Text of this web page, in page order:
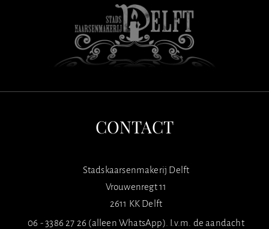
CONTACT
Stadskaarsenmakerij Delft
Vrouwenregt 11
2611 KK Delft
06 - 3386 27 26 (alleen WhatsApp). I.v.m. de aandacht